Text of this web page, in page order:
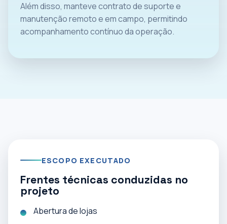
Além disso, manteve contrato de suporte e
manutenção remoto e em campo, permitindo
acompanhamento contínuo da operação.
ESCOPO EXECUTADO
Frentes técnicas conduzidas no
projeto
Abertura de lojas